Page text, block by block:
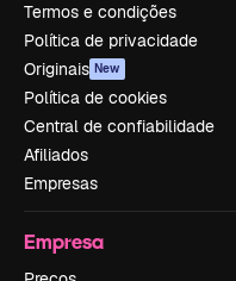
Termos e condições
Política de privacidade
Originais New
Política de cookies
Central de confiabilidade
Afiliados
Empresas
Empresa